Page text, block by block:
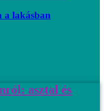
a lakásban
asztal és